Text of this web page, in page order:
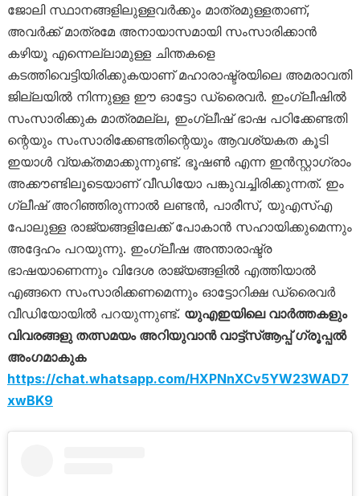
ജോലി സ്ഥാനങ്ങളിലുള്ളവർക്കും മാത്രമുള്ളതാണ്,
അവർക്ക് മാത്രമേ അനായാസമായി സംസാരിക്കാൻ
കഴിയൂ എന്നെല്ലാമുള്ള ചിന്തകളെ
കടത്തിവെട്ടിയിരിക്കുകയാണ് മഹാരാഷ്ട്രയിലെ അമരാവതി
ജില്ലയിൽ നിന്നുള്ള ഈ ഓട്ടോ ഡ്രൈവർ. ഇം​ഗ്ലീഷിൽ
സംസാരിക്കുക മാത്രമല്ല, ഇം​ഗ്ലീഷ് ഭാഷ പഠിക്കേണ്ടതി​
ന്റെയും സംസാരിക്കേണ്ടതി​ന്റെയും ആവശ്യകത കൂടി
ഇയാൾ വ്യക്തമാക്കുന്നുണ്ട്. ഭൂഷൺ എന്ന ഇൻസ്റ്റാഗ്രാം
അക്കൗണ്ടിലൂടെയാണ് വീഡിയോ പങ്കുവച്ചിരിക്കുന്നത്. ഇം​
ഗ്ലീഷ് അറിഞ്ഞിരുന്നാൽ ലണ്ടൻ, പാരീസ്, യുഎസ്എ
പോലുള്ള രാജ്യങ്ങളിലേക്ക് പോകാൻ സഹായിക്കുമെന്നും
അദ്ദേഹം പറയുന്നു. ഇം​ഗ്ലീഷ അന്താരാഷ്ട്ര
ഭാഷയാണെന്നും വിദേശ രാജ്യങ്ങളിൽ എത്തിയാല്‍
എങ്ങനെ സംസാരിക്കണമെന്നും ഓട്ടോറിക്ഷ ഡ്രൈവർ
വീഡിയോയിൽ പറയുന്നുണ്ട്. യുഎഇയിലെ വാർത്തകളും
വിവരങ്ങളു തത്സമയം അറിയുവാൻ വാട്ട്‌സ്ആപ്പ് ഗ്രൂപ്പൽ
അംഗമാകുക
https://chat.whatsapp.com/HXPNnXCv5YW23WAD7
xwBK9